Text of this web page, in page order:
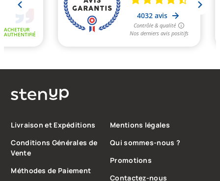
Livraison et Expéditions
Conditions Générales de
Vente
Méthodes de Paiement
Mentions légales
Qui sommes-nous ?
Promotions
Contactez-nous